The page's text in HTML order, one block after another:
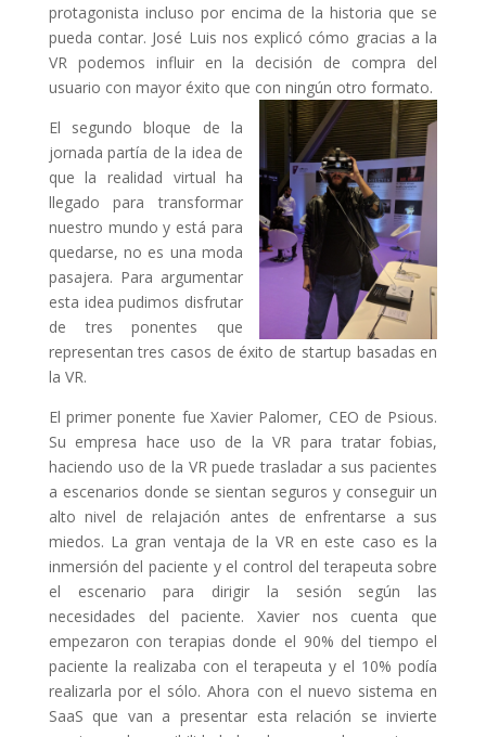
protagonista incluso por encima de la historia que se
pueda contar. José Luis nos explicó cómo gracias a la
VR podemos influir en la decisión de compra del
usuario con mayor éxito que con ningún otro formato.
El segundo bloque de la
jornada partía de la idea de
que la realidad virtual ha
llegado para transformar
nuestro mundo y está para
quedarse, no es una moda
pasajera. Para argumentar
esta idea pudimos disfrutar
de tres ponentes que
representan tres casos de éxito de startup basadas en
la VR.
El primer ponente fue Xavier Palomer, CEO de Psious.
Su empresa hace uso de la VR para tratar fobias,
haciendo uso de la VR puede trasladar a sus pacientes
a escenarios donde se sientan seguros y conseguir un
alto nivel de relajación antes de enfrentarse a sus
miedos. La gran ventaja de la VR en este caso es la
inmersión del paciente y el control del terapeuta sobre
el escenario para dirigir la sesión según las
necesidades del paciente. Xavier nos cuenta que
empezaron con terapias donde el 90% del tiempo el
paciente la realizaba con el terapeuta y el 10% podía
realizarla por el sólo. Ahora con el nuevo sistema en
SaaS que van a presentar esta relación se invierte